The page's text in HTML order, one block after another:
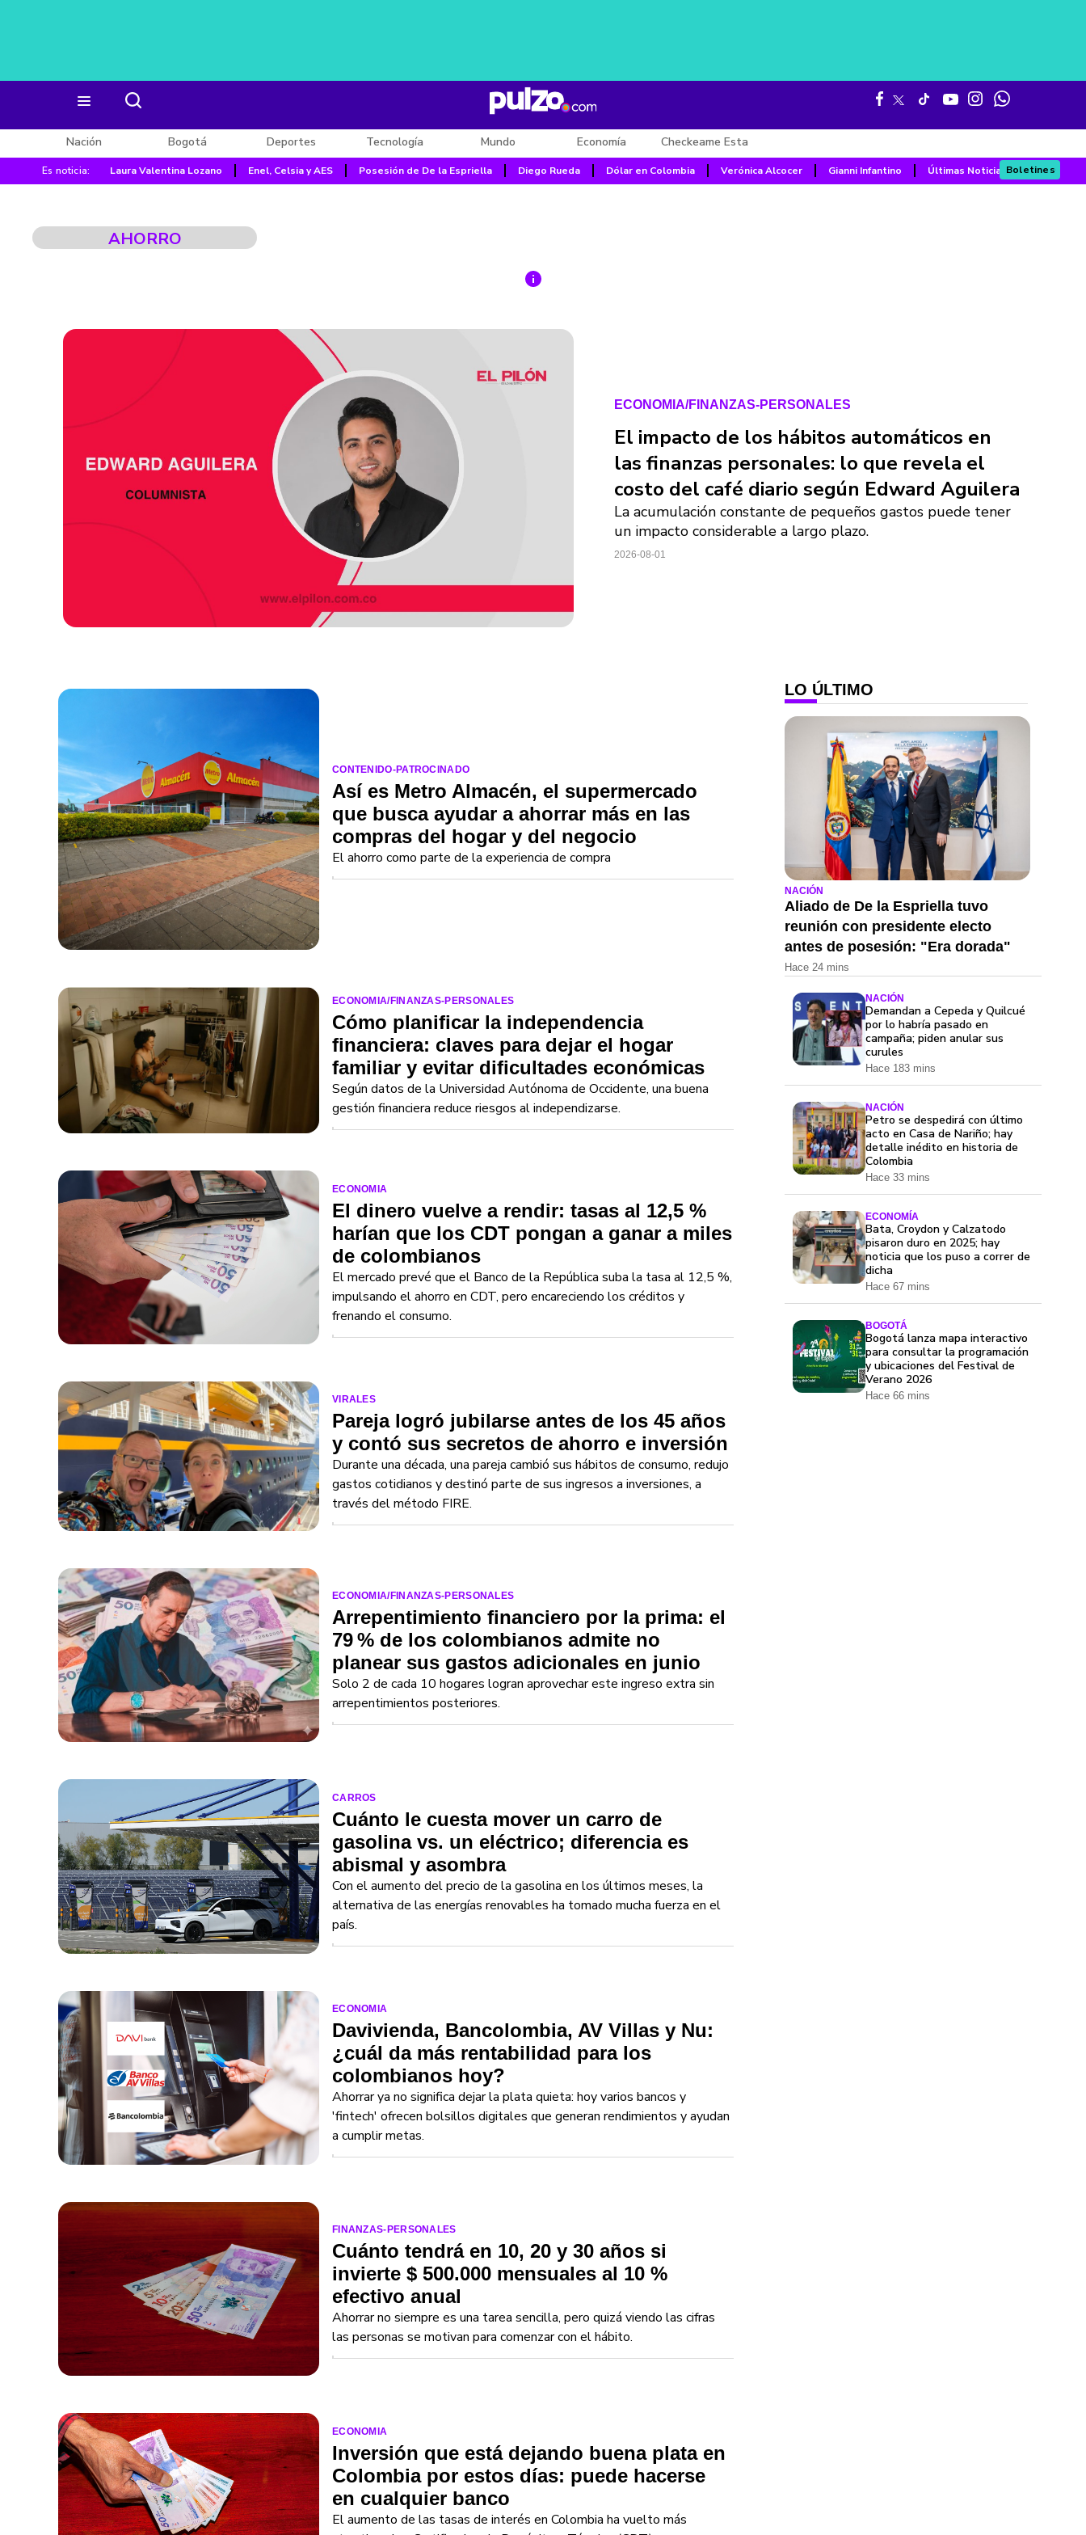
Nación Bogotá Deportes Tecnología Mundo Economía Checkeame Esta
Es noticia: Laura Valentina Lozano Enel, Celsia y AES Posesión de De la Espriella Diego Rueda Dólar en Colombia Verónica Alcocer Gianni Infantino Últimas NoticiasBoletines
AHORRO
ECONOMIA/FINANZAS-PERSONALES
El impacto de los hábitos automáticos en
las finanzas personales: lo que revela el
costo del café diario según Edward Aguilera
La acumulación constante de pequeños gastos puede tener
un impacto considerable a largo plazo.
2026-08-01
CONTENIDO-PATROCINADO
Así es Metro Almacén, el supermercado
que busca ayudar a ahorrar más en las
compras del hogar y del negocio
El ahorro como parte de la experiencia de compra
ECONOMIA/FINANZAS-PERSONALES
Cómo planificar la independencia
financiera: claves para dejar el hogar
familiar y evitar dificultades económicas
Según datos de la Universidad Autónoma de Occidente, una buena
gestión financiera reduce riesgos al independizarse.
ECONOMIA
El dinero vuelve a rendir: tasas al 12,5 %
harían que los CDT pongan a ganar a miles
de colombianos
El mercado prevé que el Banco de la República suba la tasa al 12,5 %,
impulsando el ahorro en CDT, pero encareciendo los créditos y
frenando el consumo.
VIRALES
Pareja logró jubilarse antes de los 45 años
y contó sus secretos de ahorro e inversión
Durante una década, una pareja cambió sus hábitos de consumo, redujo
gastos cotidianos y destinó parte de sus ingresos a inversiones, a
través del método FIRE.
ECONOMIA/FINANZAS-PERSONALES
Arrepentimiento financiero por la prima: el
79 % de los colombianos admite no
planear sus gastos adicionales en junio
Solo 2 de cada 10 hogares logran aprovechar este ingreso extra sin
arrepentimientos posteriores.
CARROS
Cuánto le cuesta mover un carro de
gasolina vs. un eléctrico; diferencia es
abismal y asombra
Con el aumento del precio de la gasolina en los últimos meses, la
alternativa de las energías renovables ha tomado mucha fuerza en el
país.
ECONOMIA
Davivienda, Bancolombia, AV Villas y Nu:
¿cuál da más rentabilidad para los
colombianos hoy?
Ahorrar ya no significa dejar la plata quieta: hoy varios bancos y
'fintech' ofrecen bolsillos digitales que generan rendimientos y ayudan
a cumplir metas.
FINANZAS-PERSONALES
Cuánto tendrá en 10, 20 y 30 años si
invierte $ 500.000 mensuales al 10 %
efectivo anual
Ahorrar no siempre es una tarea sencilla, pero quizá viendo las cifras
las personas se motivan para comenzar con el hábito.
ECONOMIA
Inversión que está dejando buena plata en
Colombia por estos días: puede hacerse
en cualquier banco
El aumento de las tasas de interés en Colombia ha vuelto más
LO ÚLTIMO
NACIÓN
Aliado de De la Espriella tuvo
reunión con presidente electo
antes de posesión: "Era dorada"
Hace 24 mins
NACIÓN
Demandan a Cepeda y Quilcué
por lo habría pasado en
campaña; piden anular sus
curules
Hace 183 mins
NACIÓN
Petro se despedirá con último
acto en Casa de Nariño; hay
detalle inédito en historia de
Colombia
Hace 33 mins
ECONOMÍA
Bata, Croydon y Calzatodo
pisaron duro en 2025; hay
noticia que los puso a correr de
dicha
Hace 67 mins
BOGOTÁ
Bogotá lanza mapa interactivo
para consultar la programación
y ubicaciones del Festival de
Verano 2026
Hace 66 mins